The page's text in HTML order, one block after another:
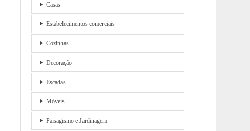
Casas
Estabelecimentos comerciais
Cozinhas
Decoração
Escadas
Móveis
Paisagismo e Jardinagem